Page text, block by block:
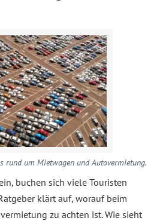
rund um Mietwagen und Autovermietung.
buchen sich viele Touristen
klärt auf, worauf beim
zu achten ist. Wie sieht